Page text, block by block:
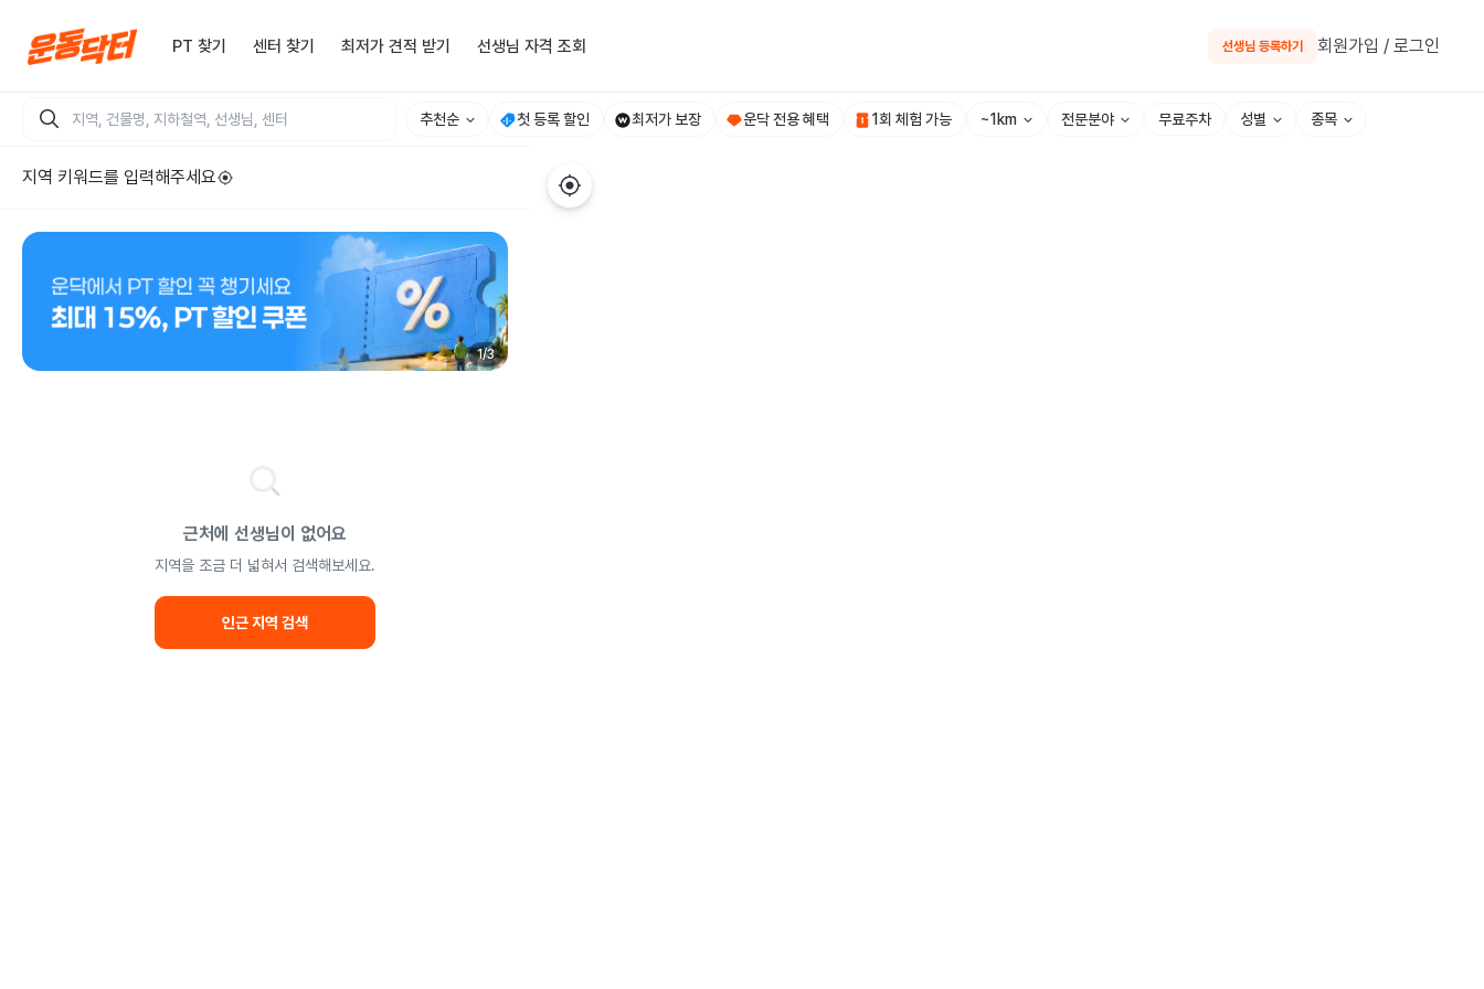
PT 찾기 센터 찾기 최저가 견적 받기 선생님 자격 조회 선생님 등록하기 회원가입 / 로그인
추천순 첫 등록 할인 최저가 보장 운닥 전용 혜택 1회 체험 가능 ~1km 전문분야 무료주차 성별 종목
지역 키워드를 입력해주세요
1/3
근처에 선생님이 없어요
지역을 조금 더 넓혀서 검색해보세요.
인근 지역 검색